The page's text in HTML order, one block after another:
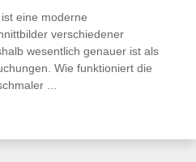
eine moderne
verschiedener
wesentlich genauer ist als
Wie funktioniert die
...